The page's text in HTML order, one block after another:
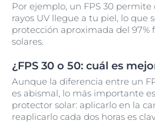
Por ejemplo, un FPS 30 permite
rayos UV llegue a tu piel, lo que
protección aproximada del 97%
solares.
¿FPS 30 o 50: cuál es
Aunque la diferencia entre un
es abismal, lo más importante
protector solar: aplicarlo en la
reaplicarlo cada dos horas es